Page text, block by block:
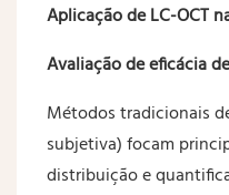
Aplicação de LC-OCT
Avaliação de eficácia
Métodos tradicionais
subjetiva) focam
distribuição e